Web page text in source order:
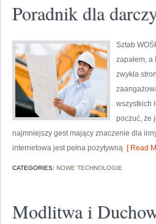
Poradnik dla
Sztab
zapałem,
zwykła
wszystkich
poczuć, że
najmniejszy gest mający znaczenie dla
internetowa jest pełna pozytywną [ Read
CATEGORIES: NOWE TECHNOLOGIE
Modlitwa i